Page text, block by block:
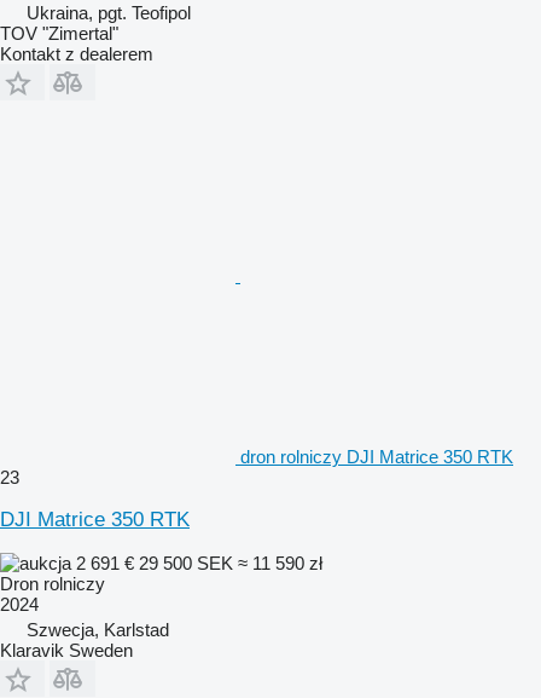
Ukraina, pgt. Teofipol
TOV "Zimertal"
Kontakt z dealerem
dron rolniczy DJI Matrice 350 RTK
23
DJI Matrice 350 RTK
2 691 € 29 500 SEK ≈ 11 590 zł
Dron rolniczy
2024
Szwecja, Karlstad
Klaravik Sweden